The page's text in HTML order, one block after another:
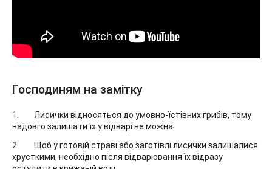
Господиням на замітку
Лисички відносяться до умовно-їстівних грибів, тому
надовго залишати їх у відварі не можна.
Щоб у готовій страві або заготівлі лисички залишалися
хрусткими, необхідно після відварювання їх відразу